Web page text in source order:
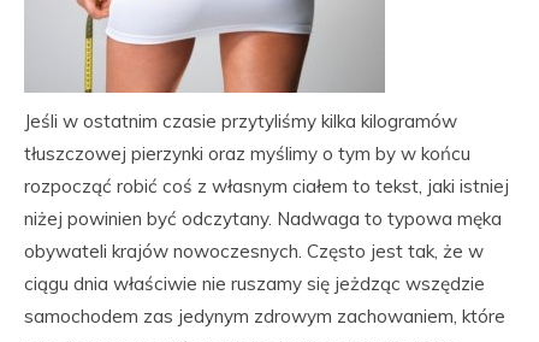
Jeśli w ostatnim czasie przytyliśmy kilka kilogramów
tłuszczowej pierzynki oraz myślimy o tym by w końcu
rozpocząć robić coś z własnym ciałem to tekst, jaki istniej
niżej powinien być odczytany. Nadwaga to typowa męka
obywateli krajów nowoczesnych. Często jest tak, że w
ciągu dnia właściwie nie ruszamy się jeżdząc wszędzie
samochodem zas jedynym zdrowym zachowaniem, które